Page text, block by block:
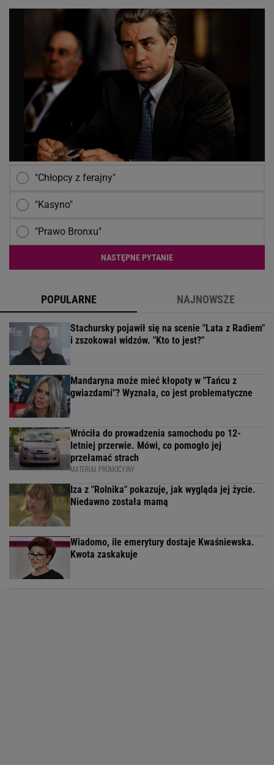
"Chłopcy z ferajny"
"Kasyno"
"Prawo Bronxu"
NASTĘPNE PYTANIE
POPULARNE NAJNOWSZE
Stachursky pojawił się na scenie "Lata z Radiem"
i zszokował widzów. "Kto to jest?"
Mandaryna może mieć kłopoty w "Tańcu z
gwiazdami"? Wyznała, co jest problematyczne
Wróciła do prowadzenia samochodu po 12-
letniej przerwie. Mówi, co pomogło jej
przełamać strach
MATERIAŁ PROMOCYJNY
Iza z "Rolnika" pokazuje, jak wygląda jej życie.
Niedawno została mamą
Wiadomo, ile emerytury dostaje Kwaśniewska.
Kwota zaskakuje